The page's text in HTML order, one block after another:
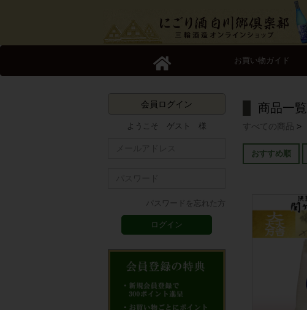
お買い物ガイド
会員ログイン
ようこそ ゲスト 様
パスワードを忘れた方
ログイン
商品一覧
すべての商品 >
おすすめ順